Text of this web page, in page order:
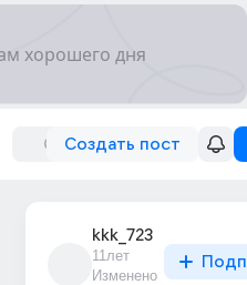
Создать пост
kkk_723
11лет
Изменено